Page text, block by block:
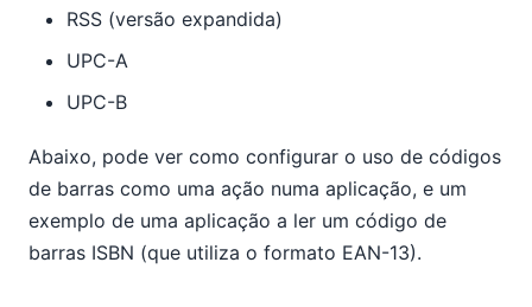
RSS (versão expandida)
UPC-A
UPC-B
Abaixo, pode ver como configurar o uso de códigos
de barras como uma ação numa aplicação, e um
exemplo de uma aplicação a ler um código de
barras ISBN (que utiliza o formato EAN-13).